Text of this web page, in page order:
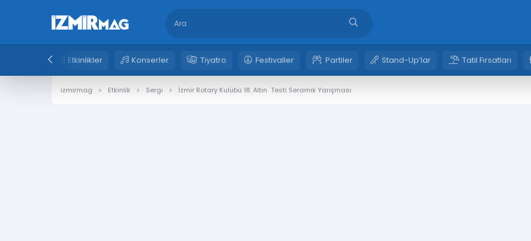
Etkinlikler Konserler Tiyatro Festivaller Partiler Stand-Up’lar Tatil Fırsatları
izmirmag Etkinlik Sergi İzmir Rotary Kulübü 18. Altın  Testi Seramik Yarışması